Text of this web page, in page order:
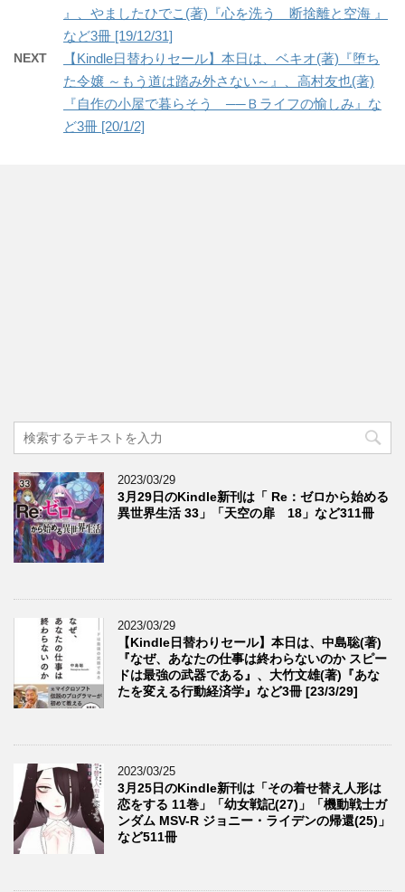
』、やましたひでこ(著)『心を洗う 断捨離と空海 』
など3冊 [19/12/31]
NEXT
【Kindle日替わりセール】本日は、ベキオ(著)『堕ち
た令嬢 ～もう道は踏み外さない～』、高村友也(著)
『自作の小屋で暮らそう ──Ｂライフの愉しみ』な
ど3冊 [20/1/2]
2023/03/29
3月29日のKindle新刊は「 Re：ゼロから始める
異世界生活 33」「天空の扉 18」など311冊
2023/03/29
【Kindle日替わりセール】本日は、中島聡(著)
『なぜ、あなたの仕事は終わらないのか スピー
ドは最強の武器である』、大竹文雄(著)『あな
たを変える行動経済学』など3冊 [23/3/29]
2023/03/25
3月25日のKindle新刊は「その着せ替え人形は
恋をする 11巻」「幼女戦記(27)」「機動戦士ガ
ンダム MSV-R ジョニー・ライデンの帰還(25)」
など511冊